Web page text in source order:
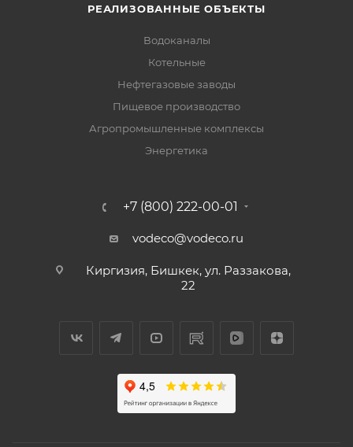
РЕАЛИЗОВАННЫЕ ОБЪЕКТЫ
Водоканалы
Котельные
Нефтегазовые заводы
Пищевое производство
Агропромышленные комплексы
Энергетика
+7 (800) 222-00-01
vodeco@vodeco.ru
Киргизия, Бишкек, ул. Раззакова,
22